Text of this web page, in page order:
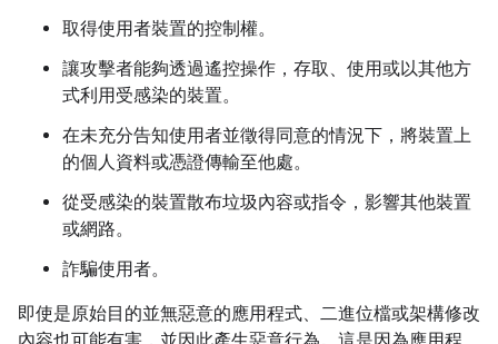
取得使用者裝置的控制權。
讓攻擊者能夠透過遙控操作，存取、使用或以其他方
式利用受感染的裝置。
在未充分告知使用者並徵得同意的情況下，將裝置上
的個人資料或憑證傳輸至他處。
從受感染的裝置散布垃圾內容或指令，影響其他裝置
或網路。
詐騙使用者。
即使是原始目的並無惡意的應用程式、二進位檔或架構修改